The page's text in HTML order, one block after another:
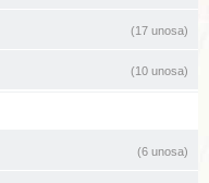
(17 unosa)
(10 unosa)
(6 unosa)